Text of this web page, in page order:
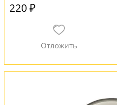
220 ₽